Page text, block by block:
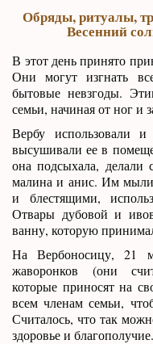
Обряды, ритуалы,
Весенний
В этот день принято
Они могут изгнать
бытовые невзгоды.
семьи, начиная от ног и
Вербу использовали
высушивали ее в
она подсыхала, делали
малина и анис. Им
и блестящими,
Отвары дубовой и
ванну, которую
На Вербоносицу, 21
жаворонков (они
которые приносят на
всем членам семьи,
Считалось, что так
здоровье и благополучие.